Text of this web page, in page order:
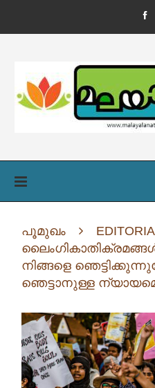
പൂമുഖം
നിങ്ങളെ
ഞെട്ടാനുള്ള